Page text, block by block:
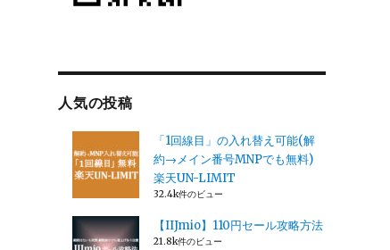
人気の投稿
「1回線目」の入れ替え可能(解
約→メイン番号MNPでも無料)
楽天UN-LIMIT
32.4k件のビュー
【IIJmio】110円セール攻略方法
21.8k件のビュー